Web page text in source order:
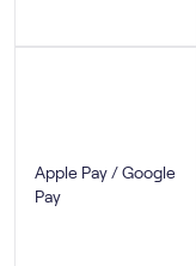
Apple Pay / Google
Pay